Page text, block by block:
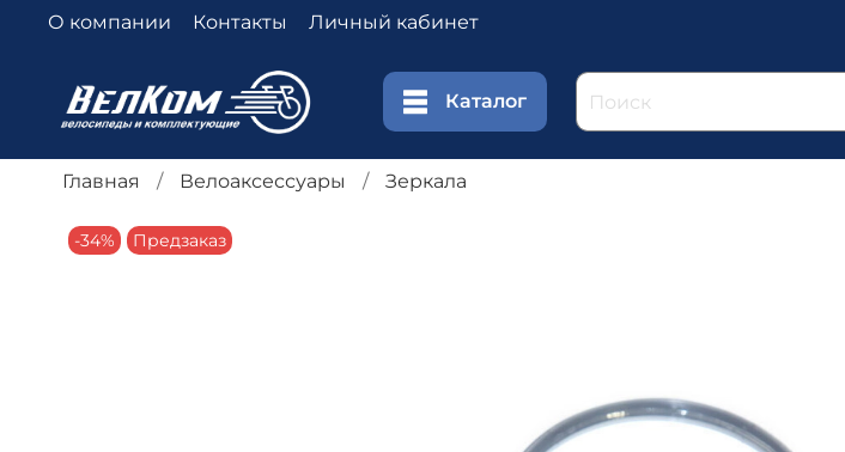
О компании Контакты Личный кабинет
Каталог
Главная Велоаксессуары Зеркала
-34% Предзаказ